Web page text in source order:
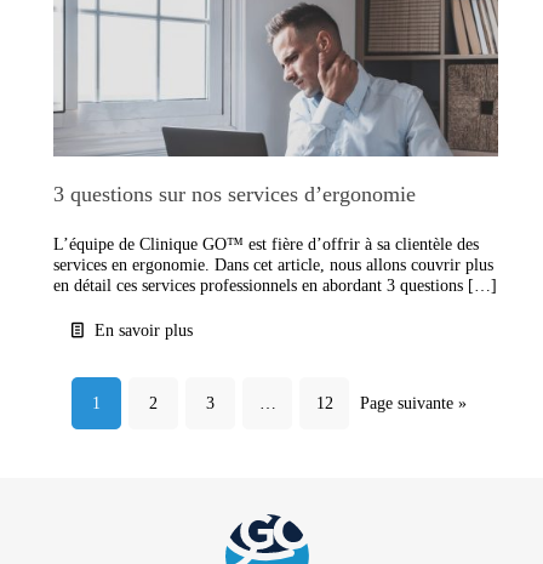
3 questions sur nos services d’ergonomie
L’équipe de Clinique GO™ est fière d’offrir à sa clientèle des
services en ergonomie. Dans cet article, nous allons couvrir plus
en détail ces services professionnels en abordant 3 questions […]
En savoir plus
1 2 3 12 Page suivante »